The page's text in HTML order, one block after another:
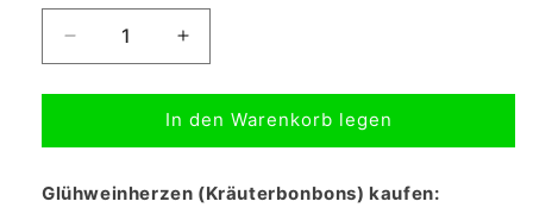
Verringere
die
Menge
Glühweinherzen
Kräuterbonbons
Erhöhe
die
Menge
für
Glühweinherzen
Kräuterbonbons
In den Warenkorb legen
Glühweinherzen (Kräuterbonbons) kaufen: